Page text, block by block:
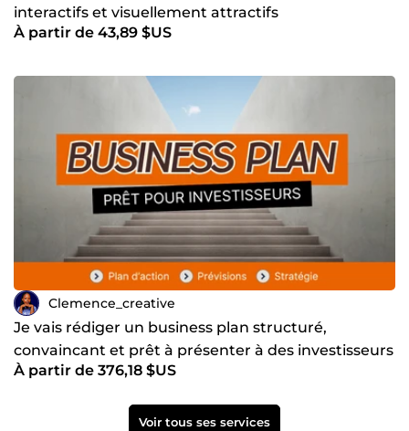
interactifs et visuellement attractifs
À partir de 43,89 $US
Clemence_creative
Je vais rédiger un business plan structuré,
convaincant et prêt à présenter à des investisseurs
À partir de 376,18 $US
Voir tous ses services